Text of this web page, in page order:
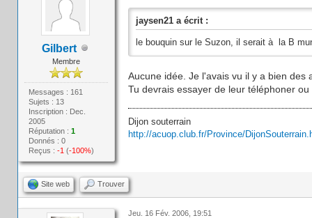
Gilbert
Membre
Messages : 161
Sujets : 13
Inscription : Dec.
2005
Réputation :1
Donnés : 0
Reçus :-1 (-100%)
jaysen21 a écrit :
le bouquin sur le Suzon, il serait à la B
Aucune idée. Je l'avais vu il y a bien des
Tu devrais essayer de leur téléphoner
Dijon souterrain
http://acuop.club.fr/Province/
Site web Trouver
Jeu. 16 Fév. 2006, 19:51